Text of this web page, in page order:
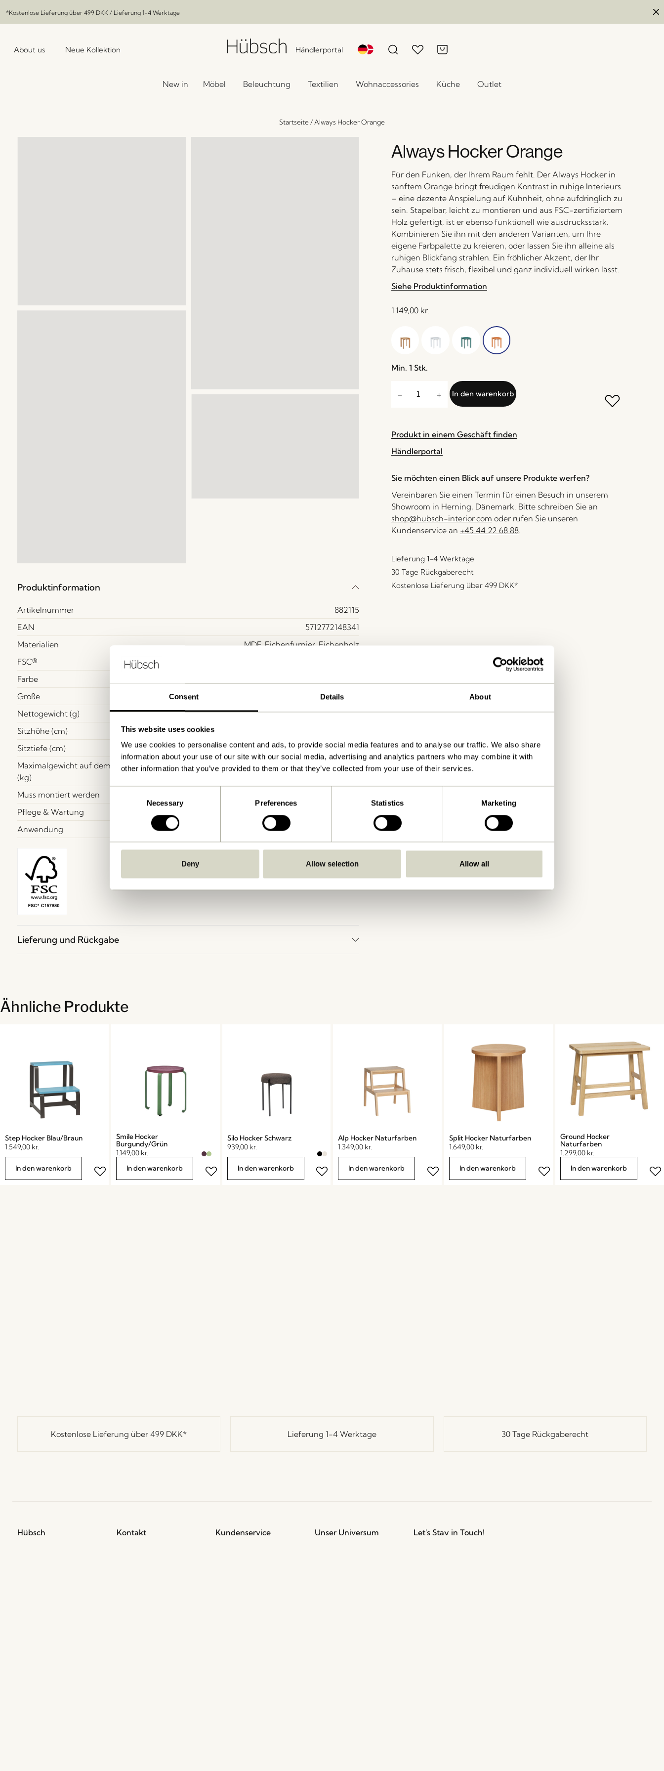
Consent Details About
This website uses cookies
We use cookies to personalise content and ads, to provide social media features and to analyse our traffic. We also share
information about your use of our site with our social media, advertising and analytics partners who may combine it with
other information that you’ve provided to them or that they’ve collected from your use of their services.
Necessary Preferences Statistics Marketing
Deny Allow selection Allow all
*Kostenlose Lieferung über 499 DKK / Lieferung 1-4 Werktage
About us Neue Kollektion Händlerportal
New in Möbel Beleuchtung Textilien Wohnaccessories Küche Outlet
Startseite/ Always Hocker Orange
Produktinformation
Artikelnummer
882115
EAN
5712772148341
Materialien
MDF, Eichenfurnier, Eichenholz
FSC®
Farbe
Größe
ø45xh42cm
Nettogewicht (g)
4.000
Sitzhöhe (cm)
Sitztiefe (cm)
35
Maximalgewicht auf dem Sitz
(kg)
120
Muss montiert werden
Pflege & Wartung
Anwendung
Lieferung und Rückgabe
Always Hocker Orange
Für den Funken, der Ihrem Raum fehlt. Der Always Hocker in
sanftem Orange bringt freudigen Kontrast in ruhige Interieurs
– eine dezente Anspielung auf Kühnheit, ohne aufdringlich zu
sein. Stapelbar, leicht zu montieren und aus FSC-zertifiziertem
Holz gefertigt, ist er ebenso funktionell wie ausdrucksstark.
Kombinieren Sie ihn mit den anderen Varianten, um Ihre
eigene Farbpalette zu kreieren, oder lassen Sie ihn alleine als
ruhigen Blickfang strahlen. Ein fröhlicher Akzent, der Ihr
Zuhause stets frisch, flexibel und ganz individuell wirken lässt.
Siehe Produktinformation
1.149,00 kr.
Min. 1 Stk.
In den warenkorb
Produkt in einem Geschäft finden
Händlerportal
Sie möchten einen Blick auf unsere Produkte werfen?
Vereinbaren Sie einen Termin für einen Besuch in unserem
Showroom in Herning, Dänemark. Bitte schreiben Sie an
shop@hubsch-interior.com oder rufen Sie unseren
Kundenservice an +45 44 22 68 88.
Lieferung 1-4 Werktage
30 Tage Rückgaberecht
Kostenlose Lieferung über 499 DKK*
Ähnliche Produkte
Step Hocker Blau/Braun
1.549,00 kr.
In den warenkorb
Smile Hocker
Burgundy/Grün
1.149,00 kr.
In den warenkorb
Silo Hocker Schwarz
939,00 kr.
In den warenkorb
Alp Hocker Naturfarben
1.349,00 kr.
In den warenkorb
Split Hocker Naturfarben
1.649,00 kr.
In den warenkorb
Ground Hocker
Naturfarben
1.299,00 kr.
In den warenkorb
Kostenlose Lieferung über499 DKK* Lieferung 1-4 Werktage 30 Tage Rückgaberecht
Hübsch
Kontakt
Kundenservice Unser Universum
Let's Stay in Touch!